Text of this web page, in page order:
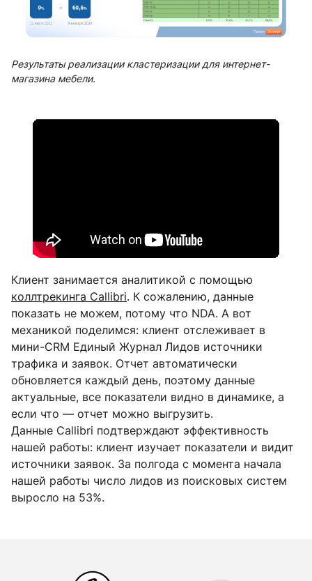
Результаты реализации кластеризации для интернет-
магазина мебели.
Клиент занимается аналитикой с помощью
коллтрекинга Callibri. К сожалению, данные
показать не можем, потому что NDA. А вот
механикой поделимся: клиент отслеживает в
мини-CRM Единый Журнал Лидов источники
трафика и заявок. Отчет автоматически
обновляется каждый день, поэтому данные
актуальные, все показатели видно в динамике, а
если что — отчет можно выгрузить.
Данные Callibri подтверждают эффективность
нашей работы: клиент изучает показатели и видит
источники заявок. За полгода с момента начала
нашей работы число лидов из поисковых систем
выросло на 53%.